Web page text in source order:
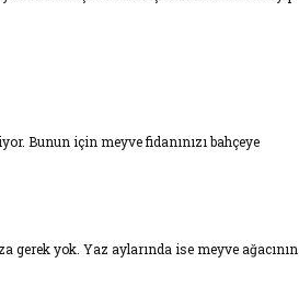
Bunun için meyve fidanınızı bahçeye
gerek yok. Yaz aylarında ise meyve ağacının